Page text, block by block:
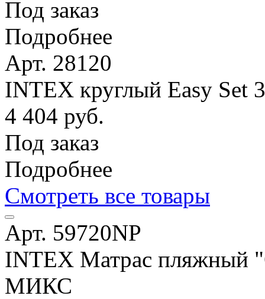
Под заказ
Подробнее
Арт. 28120
INTEX круглый Easy Set
4 404 руб.
Под заказ
Подробнее
Смотреть все товары
Арт. 59720NP
INTEX Матрас пляжный
МИКС